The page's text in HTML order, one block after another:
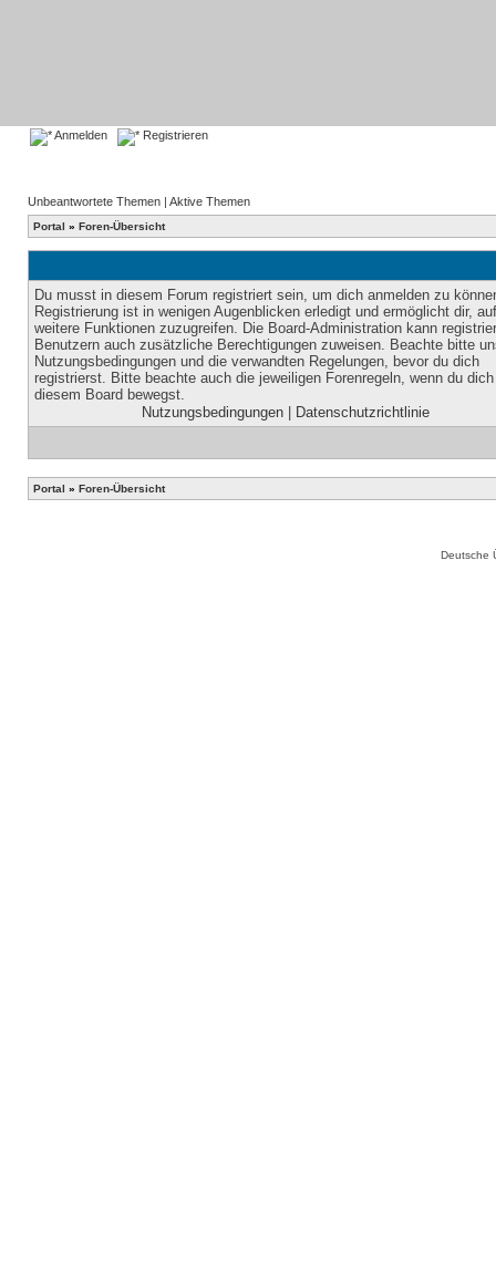
Anmelden Registrieren
Unbeantwortete Themen | Aktive Themen
Portal » Foren-Übersicht
Du musst in diesem Forum registriert sein, um dich anmelden zu
Registrierung ist in wenigen Augenblicken erledigt und ermöglicht dir, auf
weitere Funktionen zuzugreifen. Die Board-Administration kann
Benutzern auch zusätzliche Berechtigungen zuweisen. Beachte bitte
Nutzungsbedingungen und die verwandten Regelungen, bevor du dich
registrierst. Bitte beachte auch die jeweiligen Forenregeln, wenn du
diesem Board bewegst.
Nutzungsbedingungen| Datenschutzrichtlinie
Portal » Foren-Übersicht
Deutsche